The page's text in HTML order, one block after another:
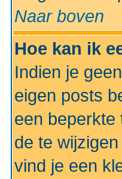
Naar boven
Hoe kan ik
Indien je
eigen posts
een
de te
vind je een